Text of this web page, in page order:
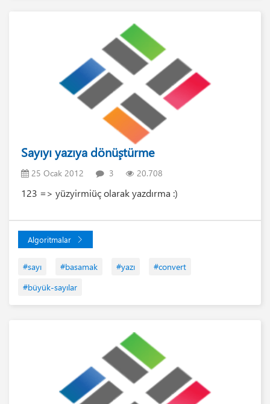
Sayıyı yazıya dönüştürme
25 Ocak 2012 3 20.708
123 => yüzyirmiüç olarak yazdırma :)
Algoritmalar
#sayı #basamak #yazı
#convert
#büyük-sayılar